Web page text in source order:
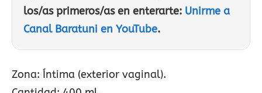
los/as primeros/as en enterarte: Unirme a
Canal Baratuni en YouTube.
Zona: Íntima (exterior vaginal).